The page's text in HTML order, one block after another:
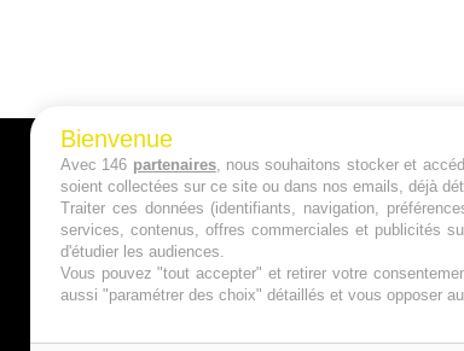
A PROPOS
Qui sommes nous ?
Mentions Légales
Bienvenue
Avec 146 partenaires, nous souhaitons stocker et
soient collectées sur ce site ou dans nos emails, déjà
Traiter ces données (identifiants, navigation,
services, contenus, offres commerciales et publicités
d'étudier les audiences.
Vous pouvez "tout accepter" et retirer votre
aussi "paramétrer des choix" détaillés et vous opposer